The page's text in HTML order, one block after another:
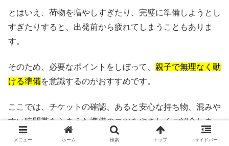
とはいえ、荷物を増やしすぎたり、完璧に準備しようとし
すぎたりすると、出発前から疲れてしまうこともありま
す。
そのため、必要なポイントをしぼって、 親子で無理なく動
ける準備を意識するのがおすすめです。
ここでは、チケットの確認、あると安心な持ち物、混みや
すい時間帯をふまえた準備のコツをやさしくご紹介しま
す。
メニュー ホーム 検索 トップ サイドバー